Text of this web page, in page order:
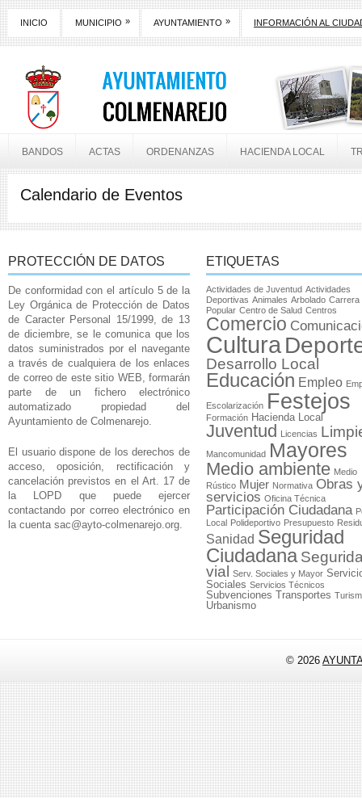
INICIO MUNICIPIO » AYUNTAMIENTO » INFORMACIÓN AL
BANDOS ACTAS ORDENANZAS HACIENDA LOCAL
Calendario de Eventos
PROTECCIÓN DE DATOS
De conformidad con el artículo 5 de la
Ley Orgánica de Protección de Datos
de Caracter Personal 15/1999, de 13
de diciembre, se le comunica que los
datos suministrados por el navegante
a través de cualquiera de los enlaces
de correo de este sitio WEB, formarán
parte de un fichero electrónico
automatizado propiedad del
Ayuntamiento de Colmenarejo.
El usuario dispone de los derechos de
acceso, oposición, rectificación y
cancelación previstos en el Art. 17 de
la LOPD que puede ejercer
contactando por correo electrónico en
la cuenta sac@ayto-colmenarejo.org.
ETIQUETAS
Actividades de Juventud Actividades
Deportivas Animales Arbolado Carrera
Popular Centro de Salud Centros
Comercio
Cultura
Desarrollo Local
Educación Empleo
Escolarización Festejos
Formación Hacienda Local
Juventud Licencias
Mancomunidad Mayores
Medio ambiente Medio
Rústico Mujer Normativa Obras
servicios Oficina Técnica
Participación Ciudadana
Local Polideportivo Presupuesto
Sanidad Seguridad
Ciudadana
vial
Serv. Sociales y Mayor
Sociales Servicios Técnicos
Subvenciones Transportes
Urbanismo
© 2026